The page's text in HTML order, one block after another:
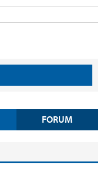
FORUM